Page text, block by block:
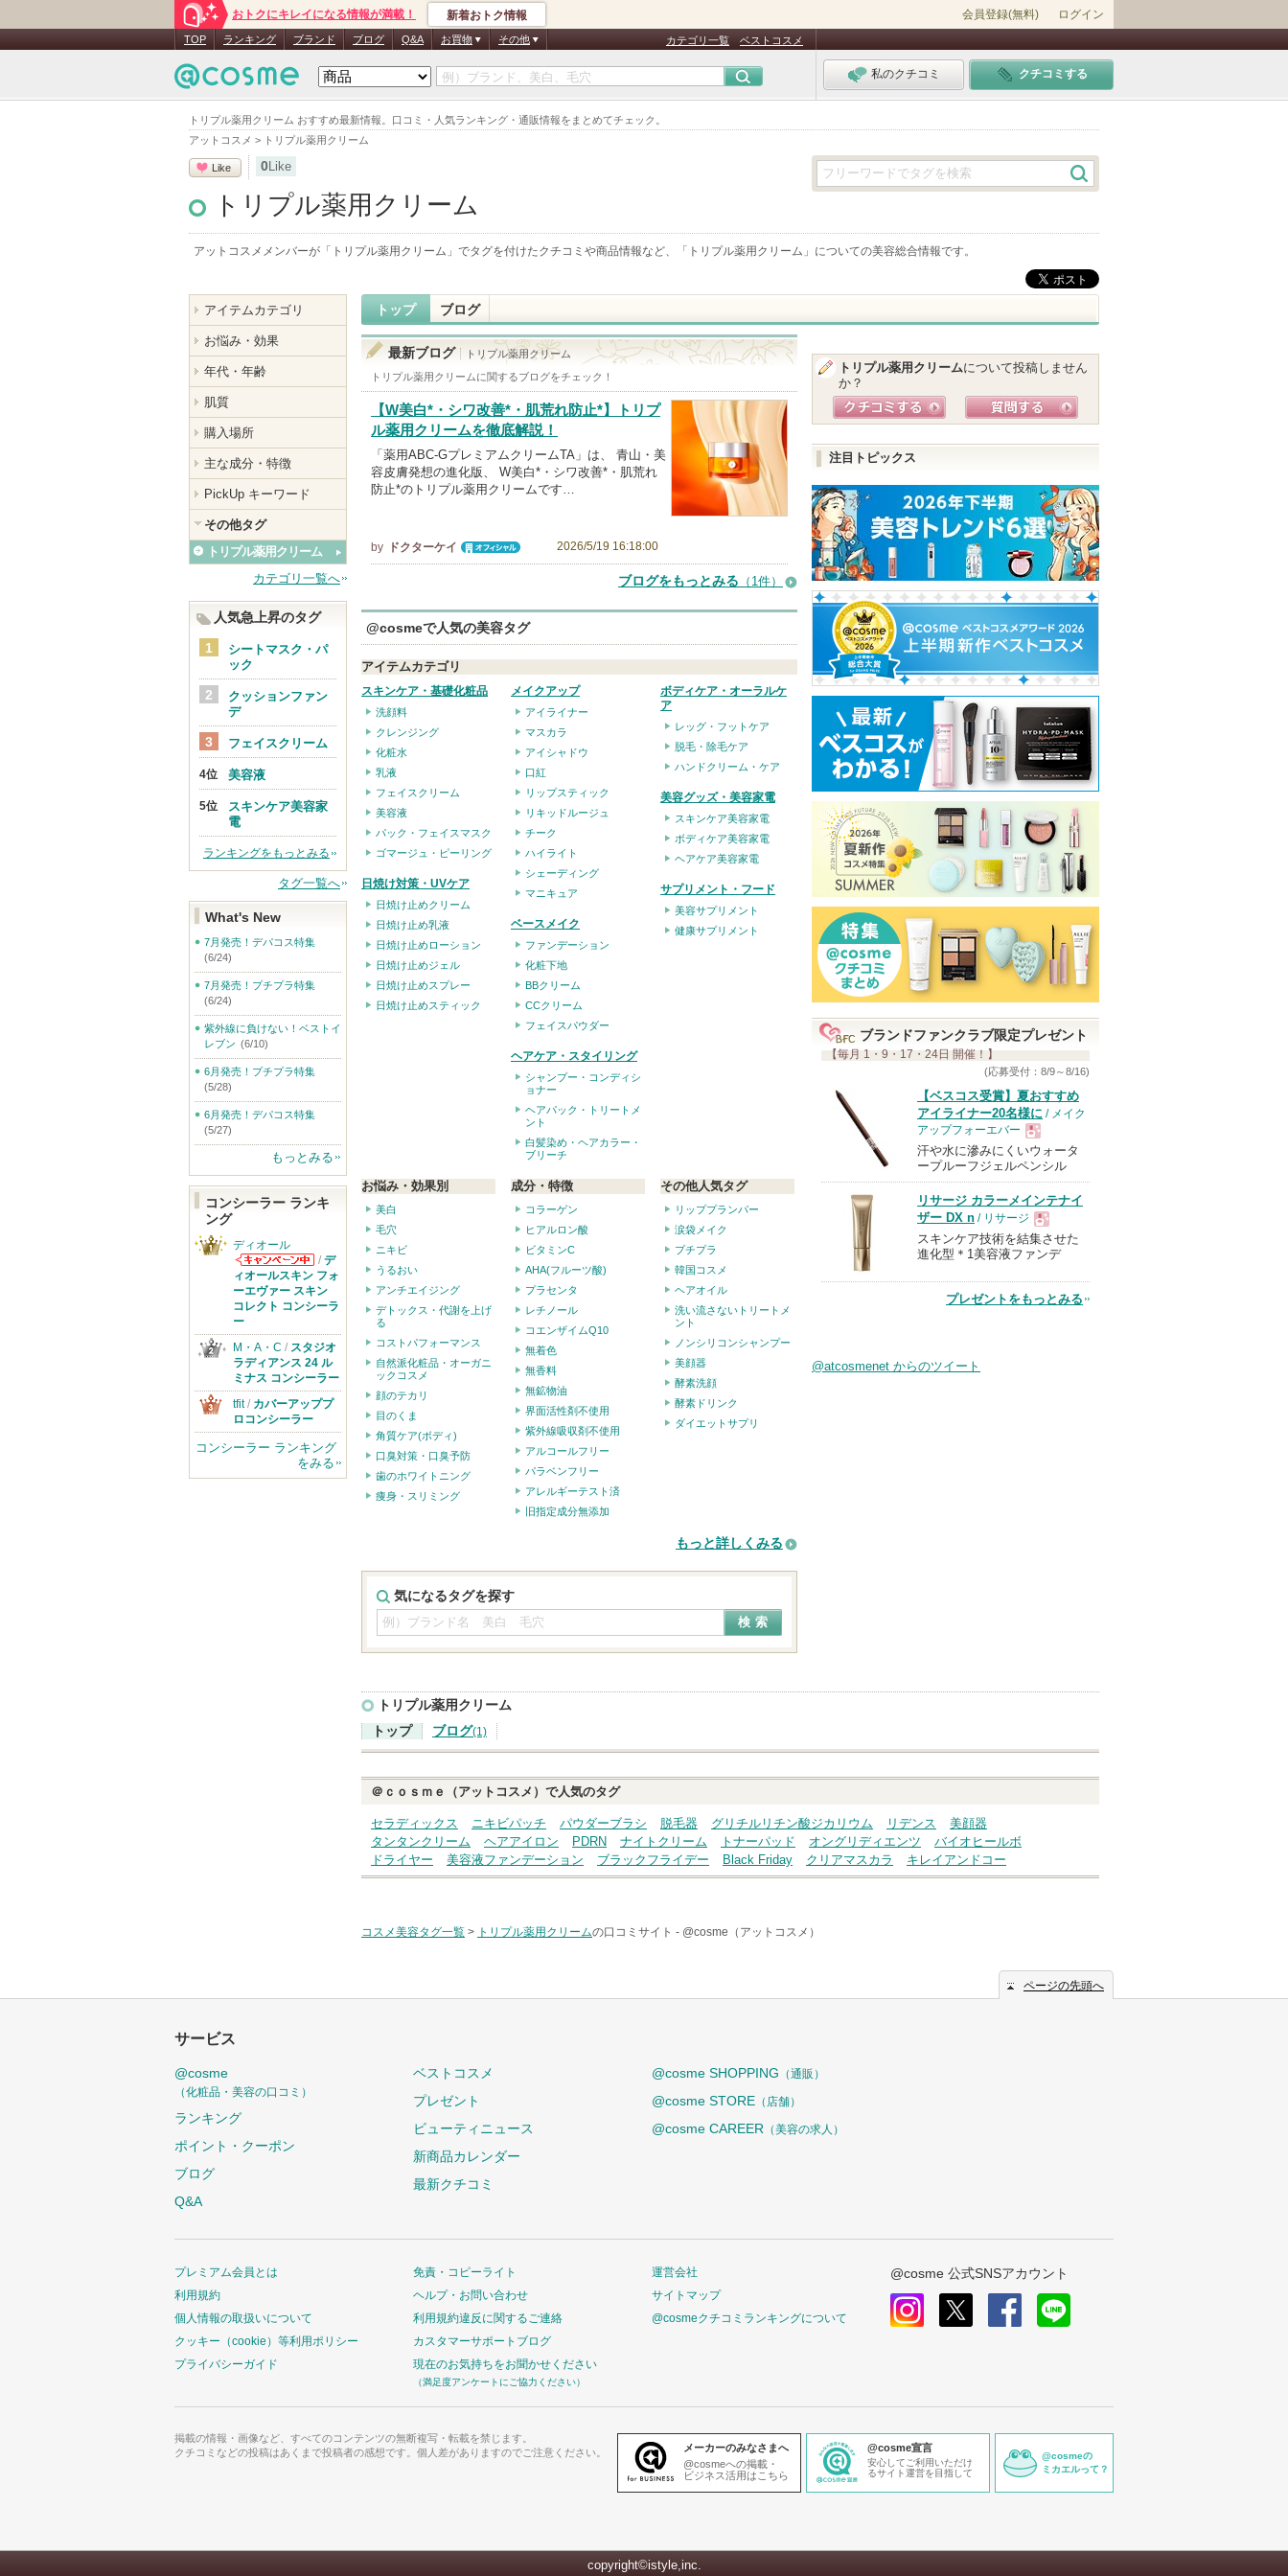
トリプル薬用クリーム おすすめ最新情報。口コミ・人気ランキング・通販情報をまとめてチェック。
アットコスメ > トリプル薬用クリーム
おトクにキレイになる情報が満載！ 新着おトク情報 会員登録(無料) ログイン
TOP ランキング ブランド ブログ Q&A お買物 その他 カテゴリ一覧 ベストコスメ
私のクチコミ クチコミする
Like 0Like
トリプル薬用クリーム
アットコスメメンバーが「 トリプル薬用クリーム 」でタグを付けたクチコミや商品情報など、「 トリプル薬用クリーム 」についての美容総合情報です。
トップ ブログ
最新ブログ
トリプル薬用クリーム
トリプル薬用クリームに関するブログをチェック！
【W美白*・シワ改善*・肌荒れ防止*】トリプ
ル薬用クリームを徹底解説！
「薬用ABC-GプレミアムクリームTA」は、 青山・美
容皮膚発想の進化版、 W美白*・シワ改善*・肌荒れ
防止*のトリプル薬用クリームです…
by
ドクターケイ
2026/5/19 16:18:00
ブログをもっとみる （1件）
@cosmeで人気の美容タグ
アイテムカテゴリ
スキンケア・基礎化粧品
洗顔料
クレンジング
化粧水
乳液
フェイスクリーム
美容液
パック・フェイスマスク
ゴマージュ・ピーリング
日焼け対策・UVケア
日焼け止めクリーム
日焼け止め乳液
日焼け止めローション
日焼け止めジェル
日焼け止めスプレー
日焼け止めスティック
メイクアップ
アイライナー
マスカラ
アイシャドウ
口紅
リップスティック
リキッドルージュ
チーク
ハイライト
シェーディング
マニキュア
ベースメイク
ファンデーション
化粧下地
BBクリーム
CCクリーム
フェイスパウダー
ヘアケア・スタイリング
シャンプー・コンディシ
ョナー
ヘアパック・トリートメ
ント
白髪染め・ヘアカラー・
ブリーチ
ボディケア・オーラルケ
ア
レッグ・フットケア
脱毛・除毛ケア
ハンドクリーム・ケア
美容グッズ・美容家電
スキンケア美容家電
ボディケア美容家電
ヘアケア美容家電
サプリメント・フード
美容サプリメント
健康サプリメント
お悩み・効果別
美白
毛穴
ニキビ
うるおい
アンチエイジング
デトックス・代謝を上げ
る
コストパフォーマンス
自然派化粧品・オーガニ
ックコスメ
顔のテカリ
目のくま
角質ケア(ボディ)
口臭対策・口臭予防
歯のホワイトニング
痩身・スリミング
成分・特徴
コラーゲン
ヒアルロン酸
ビタミンC
AHA(フルーツ酸)
プラセンタ
レチノール
コエンザイムQ10
無着色
無香料
無鉱物油
界面活性剤不使用
紫外線吸収剤不使用
アルコールフリー
パラベンフリー
アレルギーテスト済
旧指定成分無添加
その他人気タグ
リッププランパー
涙袋メイク
プチプラ
韓国コスメ
ヘアオイル
洗い流さないトリートメ
ント
ノンシリコンシャンプー
美顔器
酵素洗顔
酵素ドリンク
ダイエットサプリ
もっと詳しくみる
気になるタグを探す
トリプル薬用クリームについて投稿しません
か？
注目トピックス
ブランドファンクラブ限定プレゼント
【毎月 1・9・17・24日 開催！】
(応募受付：8/9～8/16)
【ベスコス受賞】夏おすすめ
アイライナー20名様に / メイク
アップフォーエバー
現
品
汗や水に滲みにくいウォータ
ープルーフジェルペンシル
リサージ カラーメインテナイ
ザー DX n / リサージ
現
品
スキンケア技術を結集させた
進化型＊1美容液ファンデ
プレゼントをもっとみる
@atcosmenet からのツイート
トリプル薬用クリーム
トップ
ブログ(1)
＠ｃｏｓｍｅ（アットコスメ）で人気のタグ
セラディックス ニキビパッチ パウダーブラシ 脱毛器 グリチルリチン酸ジカリウム リデンス
美顔器
タンタンクリーム
ヘアアイロン PDRN ナイトクリーム トナーパッド オングリディエンツ
バイオヒールボ
ドライヤー
美容液ファンデーション ブラックフライデー Black Friday クリアマスカラ キレイアンドコー
コスメ美容タグ一覧 > トリプル薬用クリームの口コミサイト - @cosme（アットコスメ）
アイテムカテゴリ
お悩み・効果
年代・年齢
肌質
購入場所
主な成分・特徴
PickUp キーワード
その他タグ
トリプル薬用クリーム
カテゴリ一覧へ
人気急上昇のタグ
シートマスク・パ
ック
クッションファン
デ
フェイスクリーム
美容液
スキンケア美容家
電
ランキングをもっとみる
タグ一覧へ
What's New
7月発売！デパコス特集
(6/24)
7月発売！プチプラ特集
(6/24)
紫外線に負けない！ベストイ
レブン (6/10)
6月発売！プチプラ特集
(5/28)
6月発売！デパコス特集
(5/27)
もっとみる
コンシーラー ランキ
ング
ディオール
ディオールから
のお知らせがあ
ります
/ デ
ィオールスキン フォ
ーエヴァー スキン
コレクト コンシーラ
ー
M・A・C / スタジオ
ラディアンス 24 ル
ミナス コンシーラー
tfit/ カバーアッププ
ロコンシーラー
コンシーラー ランキング
をみる
ページの先頭へ
サービス
@cosme
（化粧品・美容の口コミ）
ランキング
ポイント・クーポン
ブログ
Q&A
ベストコスメ
プレゼント
ビューティニュース
新商品カレンダー
最新クチコミ
@cosme SHOPPING （通販）
@cosme STORE （店舗）
@cosme CAREER （美容の求人）
プレミアム会員とは
利用規約
個人情報の取扱いについて
クッキー（cookie）等利用ポリシー
プライバシーガイド
免責・コピーライト
ヘルプ・お問い合わせ
利用規約違反に関するご連絡
カスタマーサポートブログ
現在のお気持ちをお聞かせください
（満足度アンケートにご協力ください）
運営会社
サイトマップ
@cosmeクチコミランキングについて
@cosme 公式SNSアカウント
掲載の情報・画像など、すべてのコンテンツの無断複写・転載を禁じます。
クチコミなどの投稿はあくまで投稿者の感想です。個人差がありますのでご注意ください。
メーカーのみなさまへ
@cosmeへの掲載・
ビジネス活用はこちら
@cosme宣言
安心してご利用いただけ
るサイト運営を目指して
@cosmeの
ミカエルって？
copyright©istyle,inc.